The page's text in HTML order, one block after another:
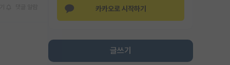
카카오로 시작하기
글쓰기